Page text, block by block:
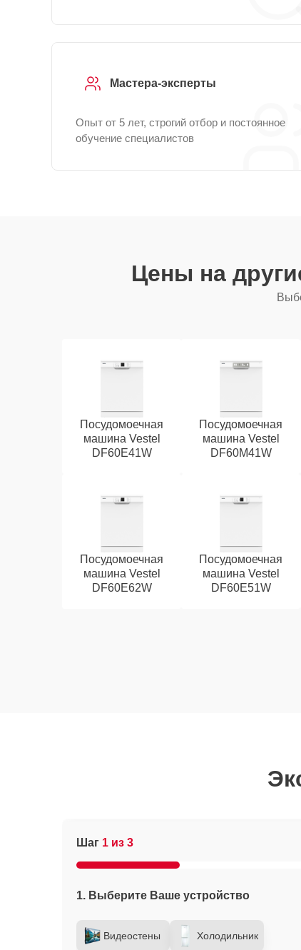
Мастера-эксперты
Опыт от 5 лет, строгий отбор и постоянное
обучение специалистов
Цены на
Посудомоечная
машина Vestel
DF60E41W
Посудомоечная
машина Vestel
DF60M41W
Посудомоечная
машина Vestel
DF60E62W
Посудомоечная
машина Vestel
DF60E51W
Шаг 1 из 3
1. Выберите Ваше устройство
Видеостены Холодильник